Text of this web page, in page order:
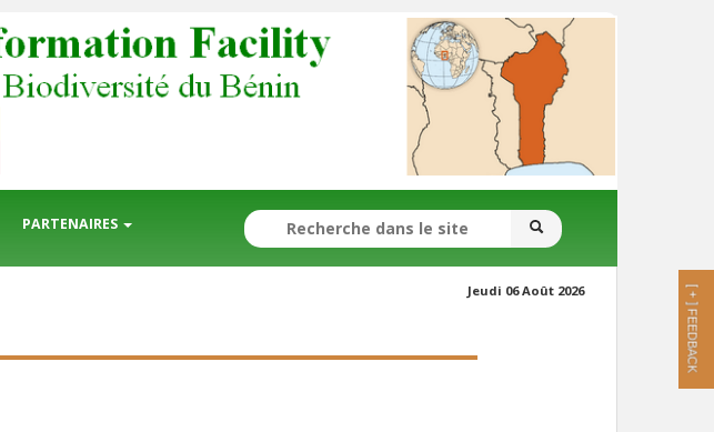
PARTENAIRES SEARCH FORM Search
Jeudi 06 Août 2026 [ + ]
FEEDBACK